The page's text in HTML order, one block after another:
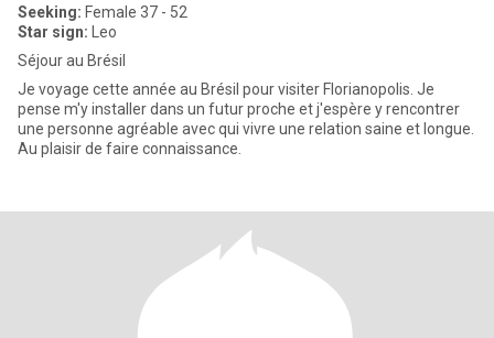
Seeking: Female 37 - 52
Star sign: Leo
Séjour au Brésil
Je voyage cette année au Brésil pour visiter Florianopolis. Je
pense m'y installer dans un futur proche et j'espère y rencontrer
une personne agréable avec qui vivre une relation saine et longue.
Au plaisir de faire connaissance.